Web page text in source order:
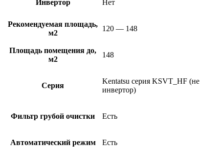
Инвертор Нет
Рекомендуемая площадь,
м2
120 — 148
Площадь помещения до,
м2
148
Серия
Kentatsu серия KSVT_HF (не
инвертор)
Фильтр грубой очистки Есть
Автоматический режим Есть